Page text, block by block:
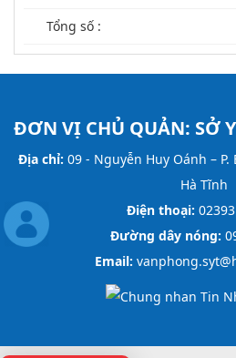
Tổng số :
ĐƠN VỊ CHỦ QUẢN: SỞ
Địa chỉ: 09 - Nguyễn Huy Oánh – P.
Hà Tĩnh
Điện thoại:
Đường dây nóng:
Email: